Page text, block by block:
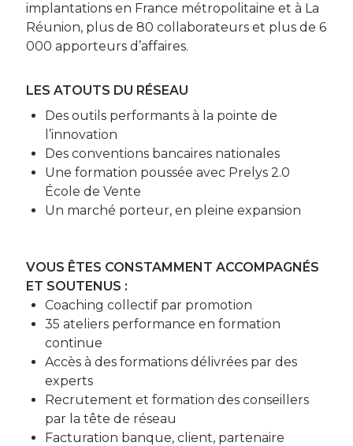
implantations en France métropolitaine et à La
Réunion, plus de 80 collaborateurs et plus de 6
000 apporteurs d’affaires.
LES ATOUTS DU RÉSEAU
Des outils performants à la pointe de
l’innovation
Des conventions bancaires nationales
Une formation poussée avec Prelys 2.0
École de Vente
Un marché porteur, en pleine expansion
VOUS ÊTES CONSTAMMENT ACCOMPAGNÉS
ET SOUTENUS :
Coaching collectif par promotion
35 ateliers performance en formation
continue
Accès à des formations délivrées par des
experts
Recrutement et formation des conseillers
par la tête de réseau
Facturation banque, client, partenaire